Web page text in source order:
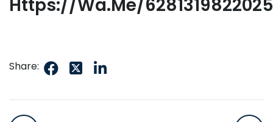
Https://wa.me/6281319822025
Share: